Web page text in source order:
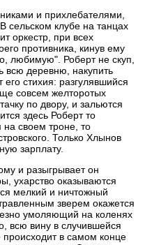
и прихлебателями,
сельском клубе на танцах
оркестр, при всех
противника, кинув ему
любимую". Роберт не скуп,
всю деревню, накупить
стихия: разгулявшийся
совсем желторотых
по двору, и зальются
здесь Роберт то
своем троне, то
Только Хлынов
зарплату.
и разыгрывает он
ухарство оказываются
мелкий и ничтожный
зверем окажется
умоляющий на коленях
всю вину в случившейся
в самом конце